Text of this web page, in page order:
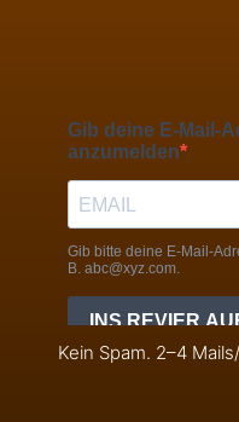
Kein Spam. 2–4